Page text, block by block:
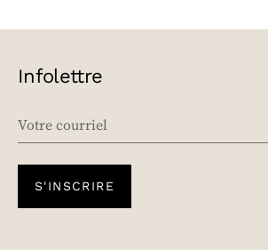
Infolettre
S'INSCRIRE